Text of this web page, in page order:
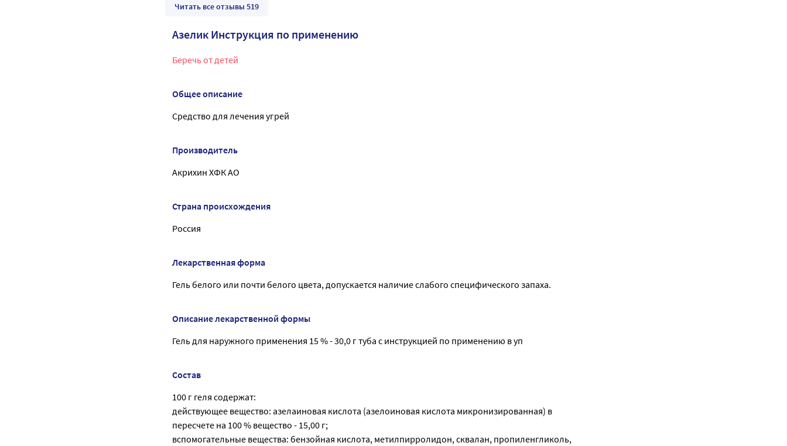
Читать все отзывы 519
Азелик Инструкция по применению
Беречь от детей
Общее описание
Средство для лечения угрей
Производитель
Акрихин ХФК АО
Страна происхождения
Россия
Лекарственная форма
Гель белого или почти белого цвета, допускается наличие слабого специфического запаха.
Описание лекарственной формы
Гель для наружного применения 15 % - 30,0 г туба с инструкцией по применению в уп
Состав
100 г геля содержат:
действующее вещество: азелаиновая кислота (азелоиновая кислота микронизированная) в
пересчете на 100 % вещество - 15,00 г;
вспомогательные вещества: бензойная кислота, метилпирролидон, сквалан, пропиленгликоль,